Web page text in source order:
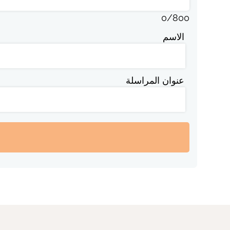
0/800
الاسم
عنوان المراسلة